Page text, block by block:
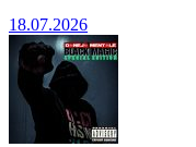
18.07.2026